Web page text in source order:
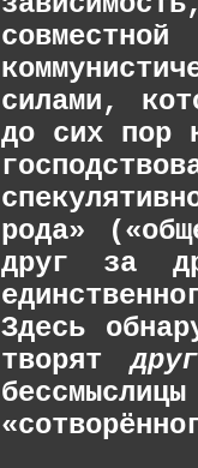
силами,
до сих пор
рода»
друг за
Здесь
творят